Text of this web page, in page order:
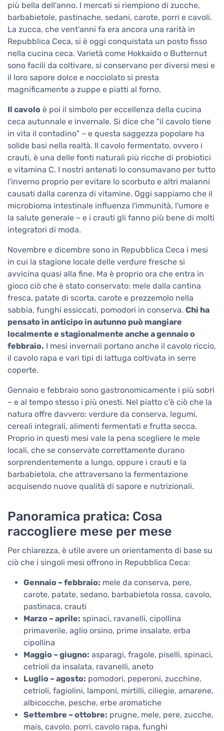
più bella dell'anno. I mercati si riempiono di zucche,
barbabietole, pastinache, sedani, carote, porri e cavoli.
La zucca, che vent'anni fa era ancora una rarità in
Repubblica Ceca, si è oggi conquistata un posto fisso
nella cucina ceca. Varietà come Hokkaido o Butternut
sono facili da coltivare, si conservano per diversi mesi e
il loro sapore dolce e nocciolato si presta
magnificamente a zuppe e piatti al forno.
Il cavolo è poi il simbolo per eccellenza della cucina
ceca autunnale e invernale. Si dice che "il cavolo tiene
in vita il contadino" – e questa saggezza popolare ha
solide basi nella realtà. Il cavolo fermentato, ovvero i
crauti, è una delle fonti naturali più ricche di probiotici
e vitamina C. I nostri antenati lo consumavano per tutto
l'inverno proprio per evitare lo scorbuto e altri malanni
causati dalla carenza di vitamine. Oggi sappiamo che il
microbioma intestinale influenza l'immunità, l'umore e
la salute generale – e i crauti gli fanno più bene di molti
integratori di moda.
Novembre e dicembre sono in Repubblica Ceca i mesi
in cui la stagione locale delle verdure fresche si
avvicina quasi alla fine. Ma è proprio ora che entra in
gioco ciò che è stato conservato: mele dalla cantina
fresca, patate di scorta, carote e prezzemolo nella
sabbia, funghi essiccati, pomodori in conserva. Chi ha
pensato in anticipo in autunno può mangiare
localmente e stagionalmente anche a gennaio o
febbraio. I mesi invernali portano anche il cavolo riccio,
il cavolo rapa e vari tipi di lattuga coltivata in serre
coperte.
Gennaio e febbraio sono gastronomicamente i più sobri
– e al tempo stesso i più onesti. Nel piatto c'è ciò che la
natura offre davvero: verdure da conserva, legumi,
cereali integrali, alimenti fermentati e frutta secca.
Proprio in questi mesi vale la pena scegliere le mele
locali, che se conservate correttamente durano
sorprendentemente a lungo, oppure i crauti e la
barbabietola, che attraversano la fermentazione
acquisendo nuove qualità di sapore e nutrizionali.
Panoramica pratica: Cosa
raccogliere mese per mese
Per chiarezza, è utile avere un orientamento di base su
ciò che i singoli mesi offrono in Repubblica Ceca:
Gennaio – febbraio: mele da conserva, pere,
carote, patate, sedano, barbabietola rossa, cavolo,
pastinaca, crauti
Marzo – aprile: spinaci, ravanelli, cipollina
primaverile, aglio orsino, prime insalate, erba
cipollina
Maggio – giugno: asparagi, fragole, piselli, spinaci,
cetrioli da insalata, ravanelli, aneto
Luglio – agosto: pomodori, peperoni, zucchine,
cetrioli, fagiolini, lamponi, mirtilli, ciliegie, amarene,
albicocche, pesche, erbe aromatiche
Settembre – ottobre: prugne, mele, pere, zucche,
mais, cavolo, porri, cavolo rapa, funghi